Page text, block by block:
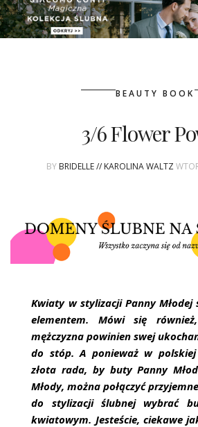
ZGŁOSZENIA
KSIĄŻKI BRIDELLE
WASZE ŚLUBY
BRI GROUP
ŚLUBNE STYLE
MAGAZYNY
ARCHIWUM
BEAUTY BOOK
3/6 Flower
BY BRIDELLE // KAROLINA WALTZ
Kwiaty w stylizacji Panny Młodej
elementem. Mówi się
mężczyzna powinien swej
do stóp. A ponieważ w
złota rada, by buty Panny
Młody, można połączyć
do stylizacji ślubnej wybrać
kwiatowym. Jesteście, ciekawe